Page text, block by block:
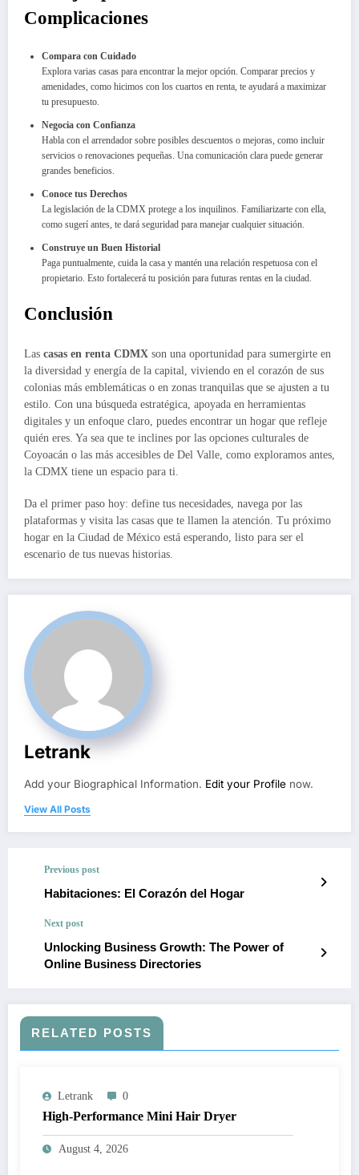
Complicaciones
Compara con Cuidado
Explora varias casas para encontrar la mejor opción. Comparar precios y
amenidades, como hicimos con los cuartos en renta, te ayudará a maximizar
tu presupuesto.
Negocia con Confianza
Habla con el arrendador sobre posibles descuentos o mejoras, como incluir
servicios o renovaciones pequeñas. Una comunicación clara puede generar
grandes beneficios.
Conoce tus Derechos
La legislación de la CDMX protege a los inquilinos. Familiarizarte con ella,
como sugerí antes, te dará seguridad para manejar cualquier situación.
Construye un Buen Historial
Paga puntualmente, cuida la casa y mantén una relación respetuosa con el
propietario. Esto fortalecerá tu posición para futuras rentas en la ciudad.
Conclusión
Las casas en renta CDMX son una oportunidad para sumergirte en
la diversidad y energía de la capital, viviendo en el corazón de sus
colonias más emblemáticas o en zonas tranquilas que se ajusten a tu
estilo. Con una búsqueda estratégica, apoyada en herramientas
digitales y un enfoque claro, puedes encontrar un hogar que refleje
quién eres. Ya sea que te inclines por las opciones culturales de
Coyoacán o las más accesibles de Del Valle, como exploramos antes,
la CDMX tiene un espacio para ti.
Da el primer paso hoy: define tus necesidades, navega por las
plataformas y visita las casas que te llamen la atención. Tu próximo
hogar en la Ciudad de México está esperando, listo para ser el
escenario de tus nuevas historias.
Letrank
Add your Biographical Information. Edit your Profile now.
View All Posts
Previous post
Habitaciones: El Corazón del Hogar
Next post
Unlocking Business Growth: The Power of
Online Business Directories
RELATED POSTS
Letrank 0
High-Performance Mini Hair Dryer
August 4, 2026